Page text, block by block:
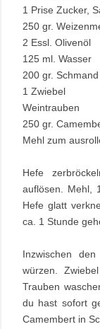
1 Prise Zucker,
250 gr.
2 Essl. Olivenöl
125 ml. Wasser
200 gr. Schmand
1 Zwiebel
Weintrauben
250 gr.
Mehl zum
Hefe
auflösen. Mehl,
Hefe glatt
ca. 1 Stunde
Inzwischen
würzen.
Trauben
du hast sofort
Camembert in